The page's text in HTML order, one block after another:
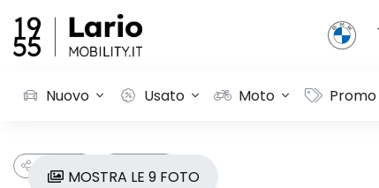
Nuovo Usato Moto Promo
MOSTRA LE 9 FOTO